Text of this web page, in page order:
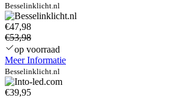
Besselinklicht.nl
€47,98
€53,98
op voorraad
Meer Informatie
Besselinklicht.nl
€39,95